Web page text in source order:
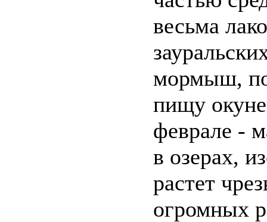
весьма
мормыш,
пищу
феврале -
в озерах,
растет
огромных